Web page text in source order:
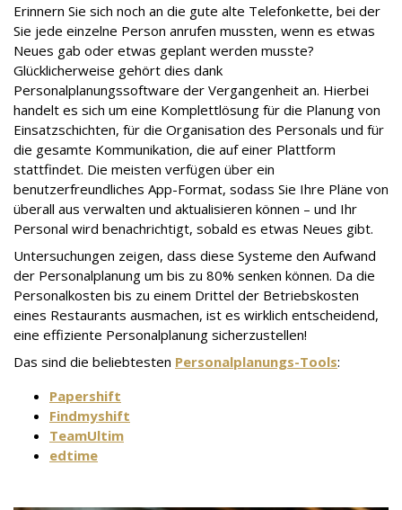
Erinnern Sie sich noch an die gute alte Telefonkette, bei der
Sie jede einzelne Person anrufen mussten, wenn es etwas
Neues gab oder etwas geplant werden musste?
Glücklicherweise gehört dies dank
Personalplanungssoftware der Vergangenheit an. Hierbei
handelt es sich um eine Komplettlösung für die Planung von
Einsatzschichten, für die Organisation des Personals und für
die gesamte Kommunikation, die auf einer Plattform
stattfindet. Die meisten verfügen über ein
benutzerfreundliches App-Format, sodass Sie Ihre Pläne von
überall aus verwalten und aktualisieren können – und Ihr
Personal wird benachrichtigt, sobald es etwas Neues gibt.
Untersuchungen zeigen, dass diese Systeme den Aufwand
der Personalplanung um bis zu 80% senken können. Da die
Personalkosten bis zu einem Drittel der Betriebskosten
eines Restaurants ausmachen, ist es wirklich entscheidend,
eine effiziente Personalplanung sicherzustellen!
Das sind die beliebtesten Personalplanungs-Tools:
Papershift
Findmyshift
TeamUltim
edtime